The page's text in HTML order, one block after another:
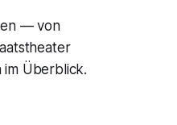
— von
im Überblick.